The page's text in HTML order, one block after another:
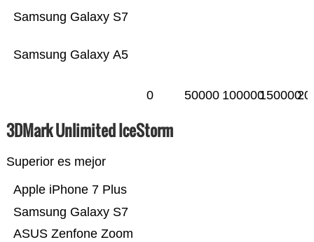
Samsung Galaxy A5
Samsung Galaxy S7
0 50000 100000150000
3DMark Unlimited IceStorm
Superior es mejor
ASUS Zenfone Zoom
Samsung Galaxy S7
Apple iPhone 7 Plus